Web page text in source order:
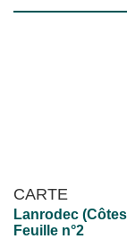
CARTE
Lanrodec
Feuille n°2